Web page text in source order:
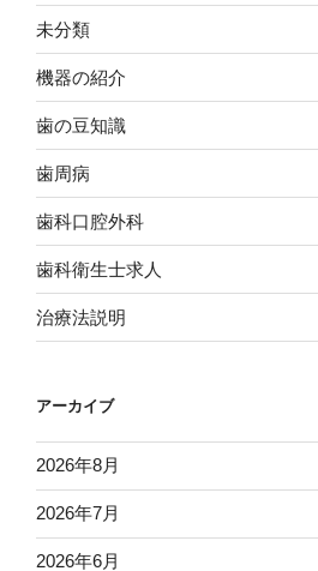
未分類
機器の紹介
歯の豆知識
歯周病
歯科口腔外科
歯科衛生士求人
治療法説明
アーカイブ
2026年8月
2026年7月
2026年6月